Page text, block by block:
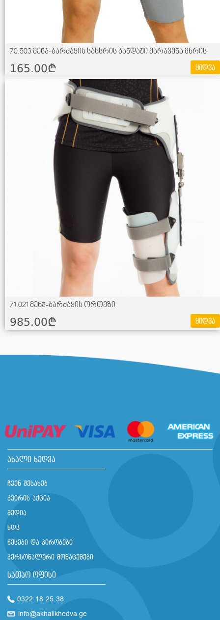
70.503 მენჯ-ბარძაყის სახსრის ბანდაჟი მარჯვენა მხრის
165.00¢ ყიდვა
71.021 მენჯ-ბარძაყის ორთეზი
985.00¢ ყიდვა
ახალი ხედვა
ჩვენ შესახებ
კვირის აქცია
მედია
ხდკ
წესები და პირობები
პერსონალური მონაცემები
სათაო ოფისი
0322 18 25 38
info@akhalikhedva.ge